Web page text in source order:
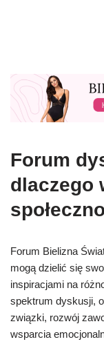
Forum
dlaczego
Forum Bielizna
mogą dzielić się
inspiracjami na
spektrum dyskusji,
związki, rozwój
wsparcia